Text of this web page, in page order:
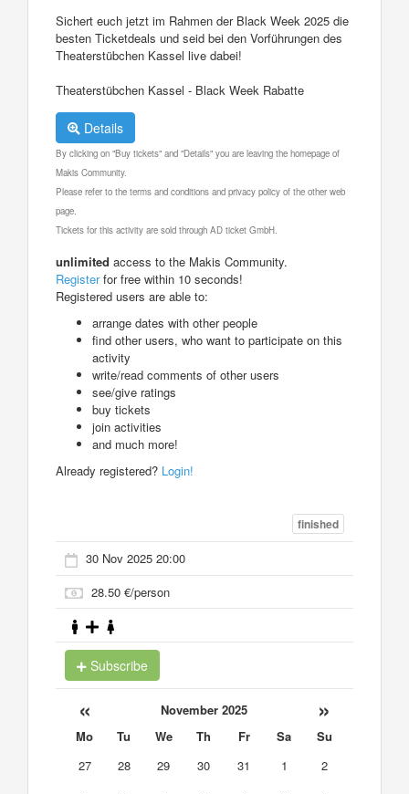
Sichert euch jetzt im Rahmen der Black Week 2025 die
besten Ticketdeals und seid bei den Vorführungen des
Theaterstübchen Kassel live dabei!
Theaterstübchen Kassel - Black Week Rabatte
Details
By clicking on "Buy tickets" and "Details" you are leaving the homepage of
Makis Community.
Please refer to the terms and conditions and privacy policy of the other web
page.
Tickets for this activity are sold through AD ticket GmbH.
unlimited access to the Makis Community.
Registerfor free within 10 seconds!
Registered users are able to:
arrange dates with other people
find other users, who want to participate on this
activity
write/read comments of other users
see/give ratings
buy tickets
join activities
and much more!
Already registered? Login!
finished
30 Nov 2025 20:00
28.50 €/person
Subscribe
« November 2025 »
Mo Tu We Th Fr Sa
Su
27
28 29 30 31 1
2